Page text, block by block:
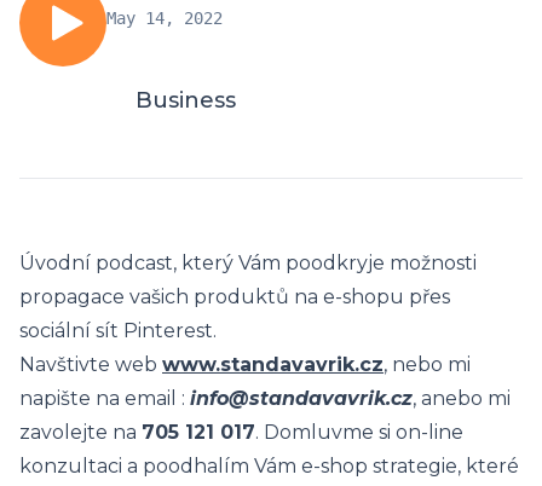
May 14, 2022
Business
Úvodní podcast, který Vám poodkryje možnosti
propagace vašich produktů na e-shopu přes
sociální sít Pinterest.
Navštivte web www.standavavrik.cz, nebo mi
napište na email : info@standavavrik.cz, anebo mi
zavolejte na 705 121 017. Domluvme si on-line
konzultaci a poodhalím Vám e-shop strategie, které